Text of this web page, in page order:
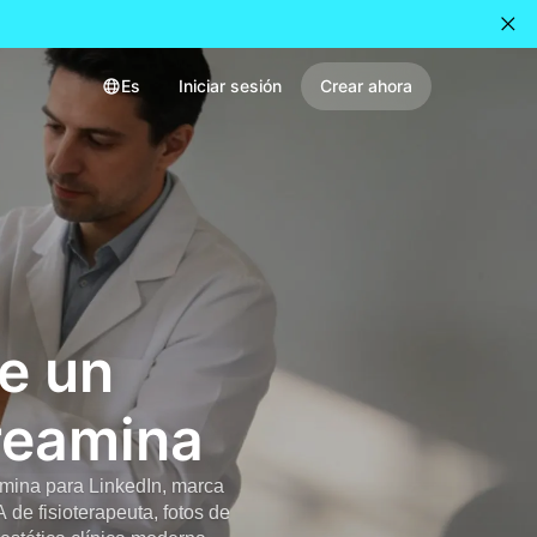
Es Iniciar sesión Crear ahora
un
para LinkedIn, marca
de fisioterapeuta, fotos de